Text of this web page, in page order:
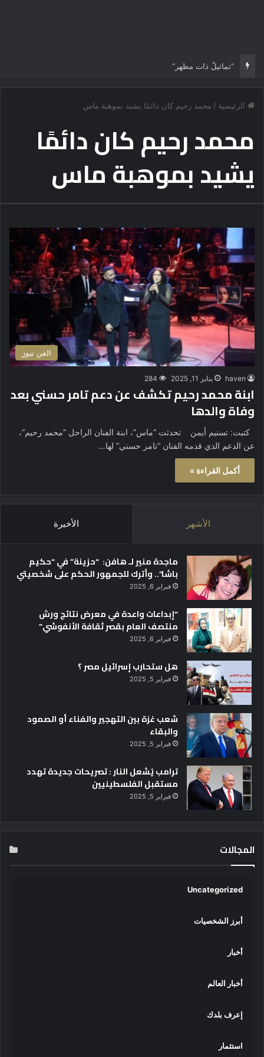
“تماثيلٌ ذات مظهر”
الرئيسية / محمد رحيم كان دائمًا يشيد بموهبة ماس
محمد رحيم كان دائمًا
يشيد بموهبة ماس
الفن نيوز
haven يناير 11, 2025 284
ابنة محمد رحيم تكشف عن دعم تامر حسني بعد
وفاة والدها
كتبت: تسنيم أيمن تحدثت “ماس”، ابنة الفنان الراحل “محمد رحيم”،
عن الدعم الذي قدمه الفنان “تامر حسني” لها…
أكمل القراءة »
الأشهر الأخيرة
ماجدة منير لـ هافن: “حزينة” في “حكيم
باشا”.. وأترك للجمهور الحكم على شخصيتي
فبراير 6, 2025
“إبداعات واعدة في معرض نتائج ورش
منتصف العام بقصر ثقافة الأنفوشي”
فبراير 6, 2025
هل ستحارب إسرائيل مصر ؟
فبراير 5, 2025
شعب غزة بين التهجير والفناء أو الصمود
والبقاء
فبراير 5, 2025
ترامب يُشعل النار : تصريحات جديدة تهدد
مستقبل الفلسطينيين
فبراير 5, 2025
المجالات
Uncategorized
أبرز الشخصيات
أخبار
أخبار العالم
إعرف بلدك
استثمار